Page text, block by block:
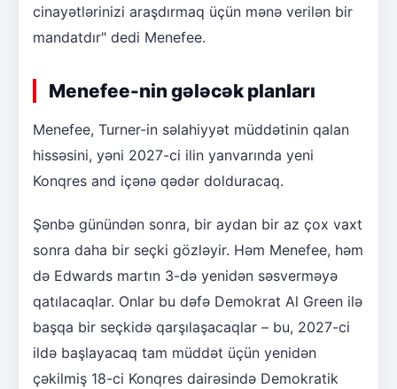
cinayətlərinizi araşdırmaq üçün mənə verilən bir
mandatdır" dedi Menefee.
Menefee-nin gələcək planları
Menefee, Turner-in səlahiyyət müddətinin qalan
hissəsini, yəni 2027-ci ilin yanvarında yeni
Konqres and içənə qədər dolduracaq.
Şənbə günündən sonra, bir aydan bir az çox vaxt
sonra daha bir seçki gözləyir. Həm Menefee, həm
də Edwards martın 3-də yenidən səsverməyə
qatılacaqlar. Onlar bu dəfə Demokrat Al Green ilə
başqa bir seçkidə qarşılaşacaqlar – bu, 2027-ci
ildə başlayacaq tam müddət üçün yenidən
çəkilmiş 18-ci Konqres dairəsində Demokratik